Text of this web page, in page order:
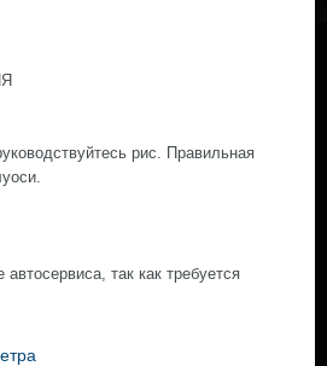
рис. Правильная
так как требуется